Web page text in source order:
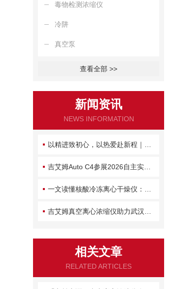
毒物检测浓缩仪
冷阱
真空泵
查看全部 >>
新闻资讯
NEWS INFORMATION
相关文章
RELATED ARTICLES